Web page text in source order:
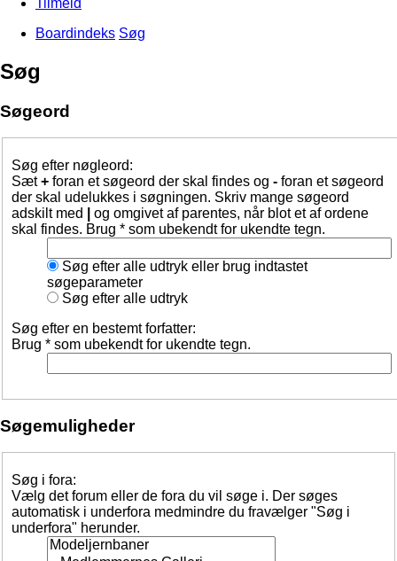
Boardindeks Søg
Søg
Søgeord
Søg efter nøgleord:
Sæt+ foran et søgeord der skal findes og - foran et søgeord
der skal udelukkes i søgningen. Skriv mange søgeord
adskilt med
og omgivet af parentes, når blot et af ordene
skal findes. Brug * som ubekendt for ukendte tegn.
Søg efter alle udtryk eller brug indtastet
søgeparameter
Søg efter alle udtryk
Søg efter en bestemt forfatter:
Brug * som ubekendt for ukendte tegn.
Søgemuligheder
Søg i fora:
Vælg det forum eller de fora du vil søge i. Der søges
automatisk i underfora medmindre du fravælger "Søg i
underfora" herunder.